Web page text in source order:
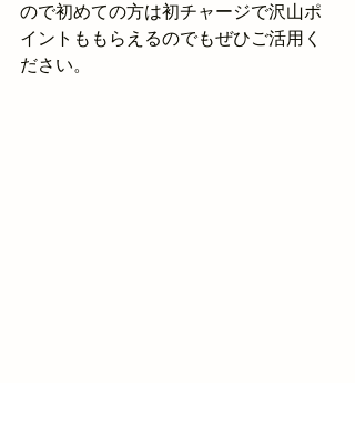
ので初めての方は初チャージで沢山ポ
イントももらえるのでもぜひご活用く
ださい。